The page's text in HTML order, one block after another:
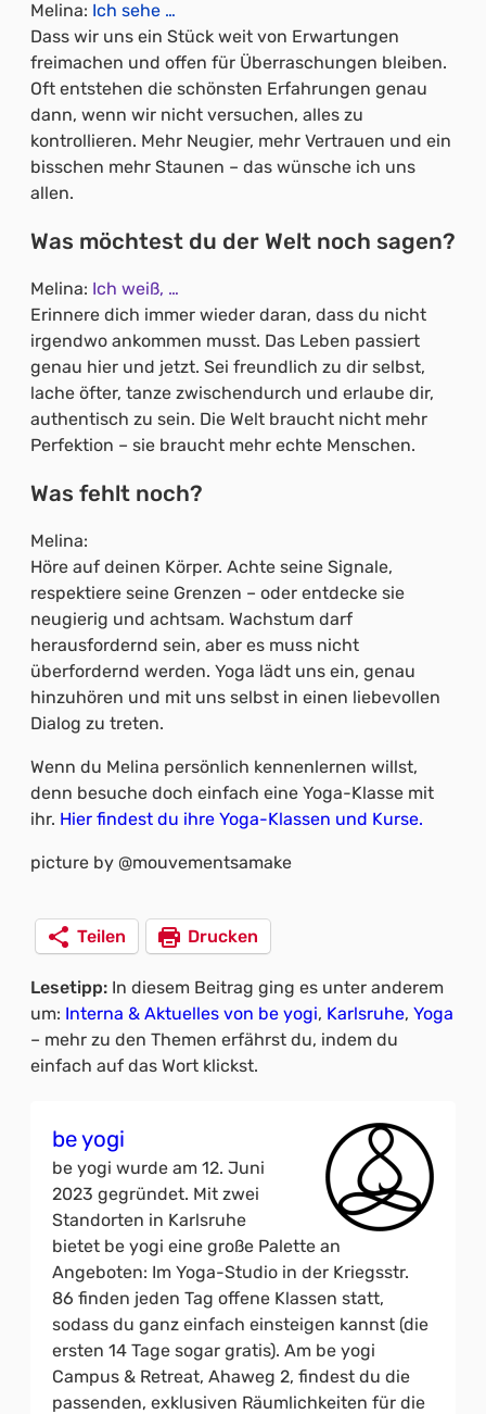
Melina: Ich sehe …
Dass wir uns ein Stück weit von Erwartungen
freimachen und offen für Überraschungen bleiben.
Oft entstehen die schönsten Erfahrungen genau
dann, wenn wir nicht versuchen, alles zu
kontrollieren. Mehr Neugier, mehr Vertrauen und ein
bisschen mehr Staunen – das wünsche ich uns
allen.
Was möchtest du der Welt noch sagen?
Melina: Ich weiß, …
Erinnere dich immer wieder daran, dass du nicht
irgendwo ankommen musst. Das Leben passiert
genau hier und jetzt. Sei freundlich zu dir selbst,
lache öfter, tanze zwischendurch und erlaube dir,
authentisch zu sein. Die Welt braucht nicht mehr
Perfektion – sie braucht mehr echte Menschen.
Was fehlt noch?
Melina:
Höre auf deinen Körper. Achte seine Signale,
respektiere seine Grenzen – oder entdecke sie
neugierig und achtsam. Wachstum darf
herausfordernd sein, aber es muss nicht
überfordernd werden. Yoga lädt uns ein, genau
hinzuhören und mit uns selbst in einen liebevollen
Dialog zu treten.
Wenn du Melina persönlich kennenlernen willst,
denn besuche doch einfach eine Yoga-Klasse mit
ihr. Hier findest du ihre Yoga-Klassen und Kurse.
picture by @mouvementsamake
Teilen Drucken
Lesetipp: In diesem Beitrag ging es unter anderem
um: Interna & Aktuelles von be yogi, Karlsruhe, Yoga
– mehr zu den Themen erfährst du, indem du
einfach auf das Wort klickst.
be yogi
be yogi wurde am 12. Juni
2023 gegründet. Mit zwei
Standorten in Karlsruhe
bietet be yogi eine große Palette an
Angeboten: Im Yoga-Studio in der Kriegsstr.
86 finden jeden Tag offene Klassen statt,
sodass du ganz einfach einsteigen kannst (die
ersten 14 Tage sogar gratis). Am be yogi
Campus & Retreat, Ahaweg 2, findest du die
passenden, exklusiven Räumlichkeiten für die